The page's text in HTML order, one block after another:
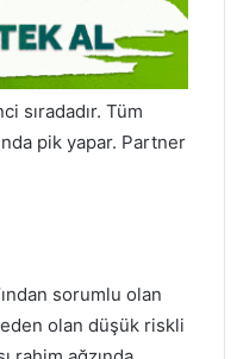
sıradadır. Tüm
pik yapar. Partner
sorumlu olan
olan düşük riskli